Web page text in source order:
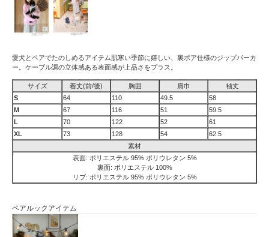
愛犬とペアでたのしめるアイテム肌寒い季節に嬉しい、裏ボア仕様のジップパーカ
ー。ケーブル調の立体感ある表面感が上品さをプラス。
サイズ 着丈(前/後) 胸囲 肩巾
袖丈
S
64 110 49.5
58
M
67 116 51
59.5
L
70 122 52
61
XL
73 128 54
62.5
素材
表面: ポリエステル 95% ポリウレタン 5%
裏面: ポリエステル 100%
リブ: ポリエステル 95% ポリウレタン 5%
ペアルックアイテム